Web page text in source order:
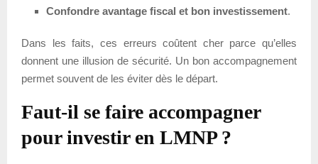
Confondre avantage fiscal et bon investissement.
Dans les faits, ces erreurs coûtent cher parce qu’elles
donnent une illusion de sécurité. Un bon accompagnement
permet souvent de les éviter dès le départ.
Faut-il se faire accompagner
pour investir en LMNP ?